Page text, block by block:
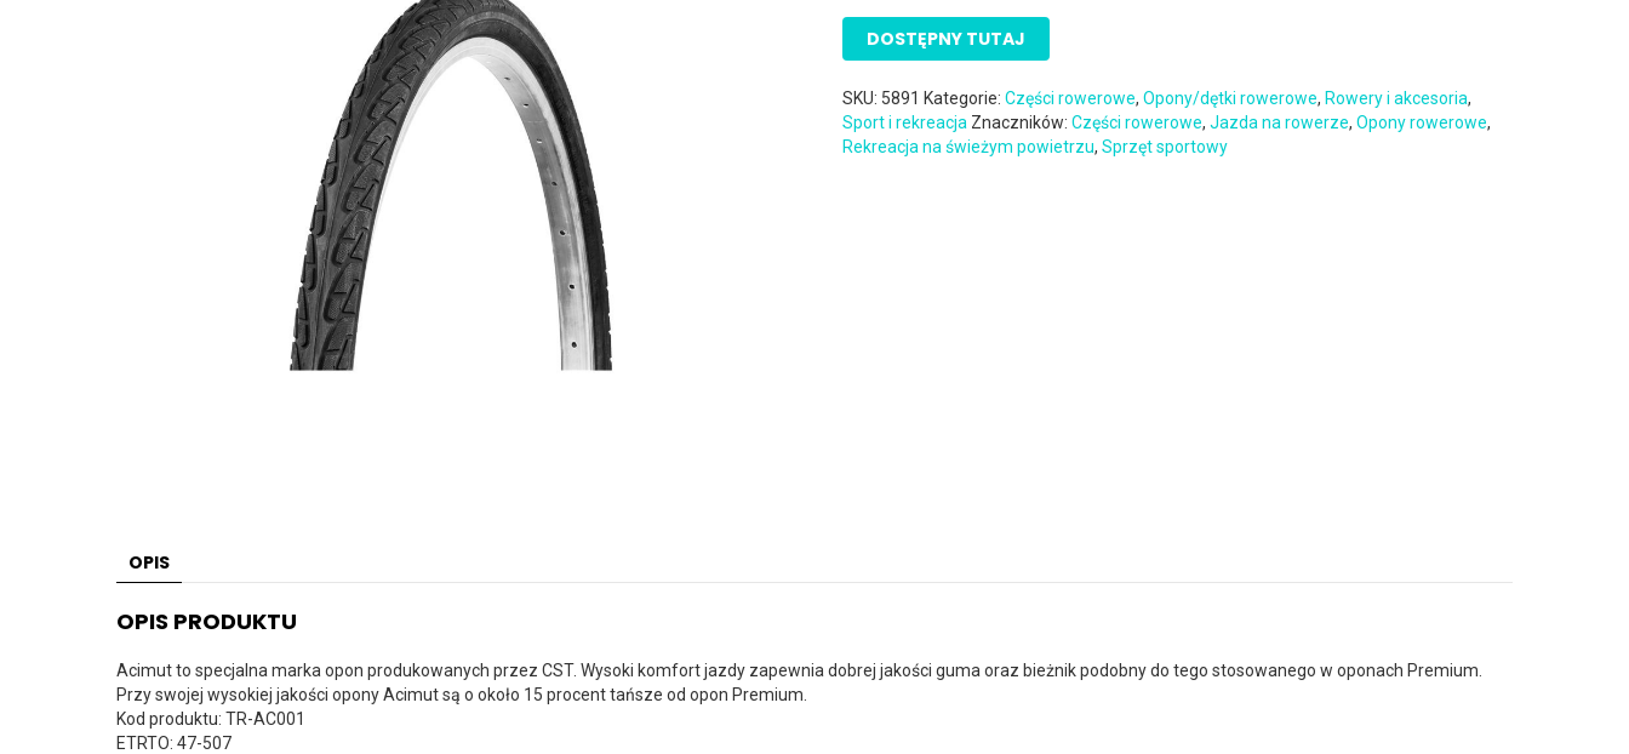
DOSTĘPNY TUTAJ
SKU: 5891 Kategorie:Części rowerowe,Opony/dętki rowerowe, Rowery i akcesoria,
Sport i rekreacja Znaczników:Części rowerowe,Jazda na rowerze,Opony rowerowe,
Rekreacja na świeżym powietrzu,Sprzęt sportowy
OPIS
OPIS PRODUKTU
Acimut to specjalna marka opon produkowanych przez CST. Wysoki komfort jazdy zapewnia dobrej jakości guma oraz bieżnik podobny do tego stosowanego w oponach Premium.
Przy swojej wysokiej jakości opony Acimut są o około 15 procent tańsze od opon Premium.
Kod produktu: TR-AC001
ETRTO: 47-507